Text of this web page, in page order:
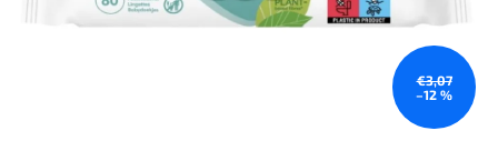
€3,07
–12 %